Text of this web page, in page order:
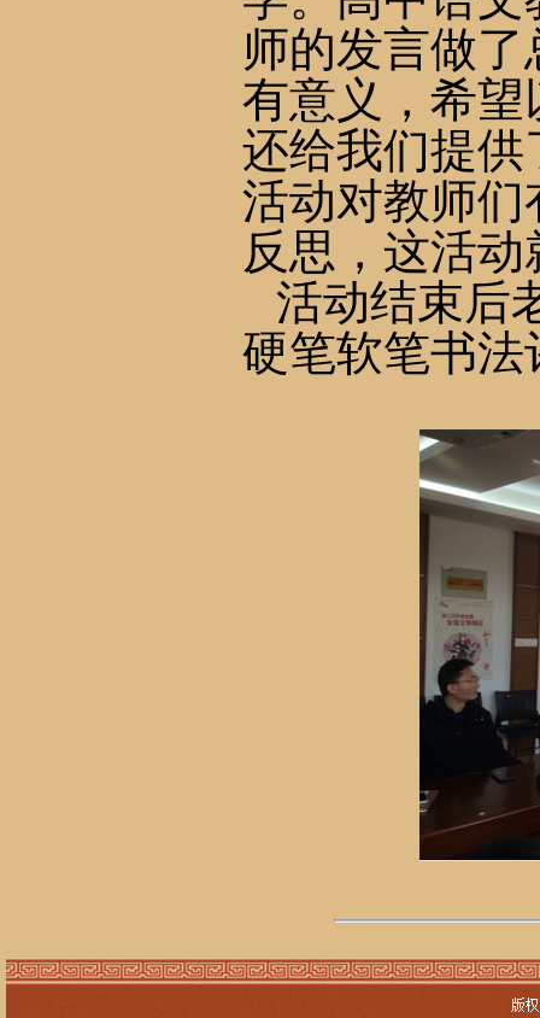
师的发言做
有意义，希
还给我们提
活动对教师
反思，这活
活动结束后
硬笔软笔书法